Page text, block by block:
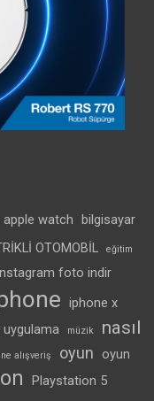
apple watch bilgisayar
OTOMOBİL eğitim
foto indir
iphone x
müzik
nasıl
alışveriş oyun
oyun
Playstation 5